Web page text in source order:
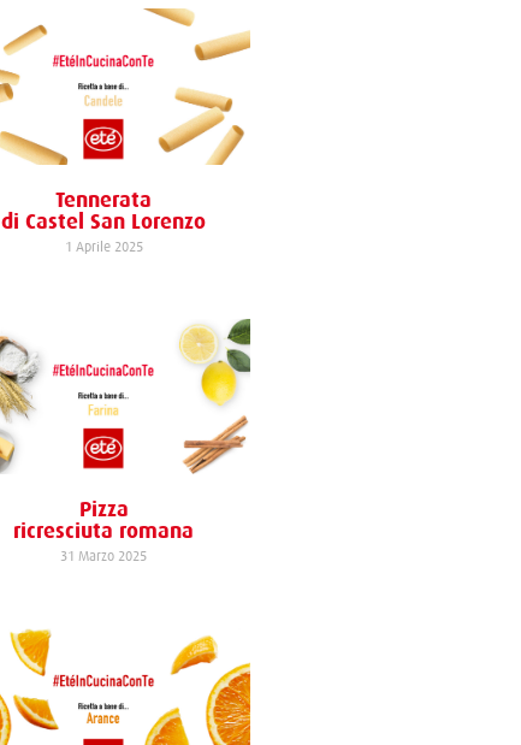
Tennerata
di Castel San Lorenzo
1 Aprile 2025
Pizza
ricresciuta romana
31 Marzo 2025